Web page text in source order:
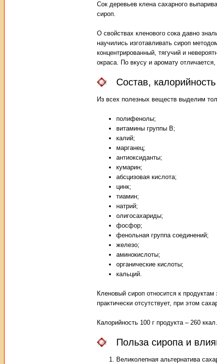
Сок деревьев клена сахарного
сироп.
О свойствах кленового сока давно
научились изготавливать сироп
концентрированный, тягучий и
окраса. По вкусу и аромату
Состав, калорийность
Из всех полезных веществ выделим
полифенолы;
витамины группы В;
калий;
марганец;
антиоксиданты;
кумарин;
абсцизовая кислота;
цинк;
тиамин;
натрий;
олигосахариды;
фосфор;
фенольная группа соединений;
железо;
аминокислоты;
органические кислоты;
кальций.
Кленовый сироп относится к
практически отсутствует, при этом
Калорийность 100 г продукта – 260 ккал.
Польза сиропа и
Великолепная альтернатива